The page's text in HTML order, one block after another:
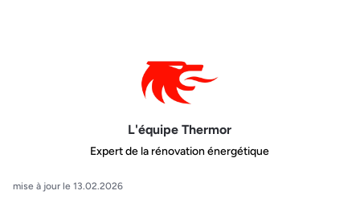
L'équipe Thermor
Expert de la rénovation énergétique
mise à jour le 13.02.2026